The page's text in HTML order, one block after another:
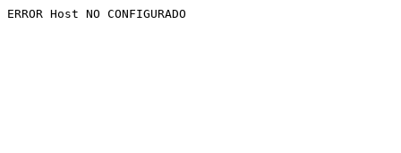
ERROR Host NO CONFIGURADO